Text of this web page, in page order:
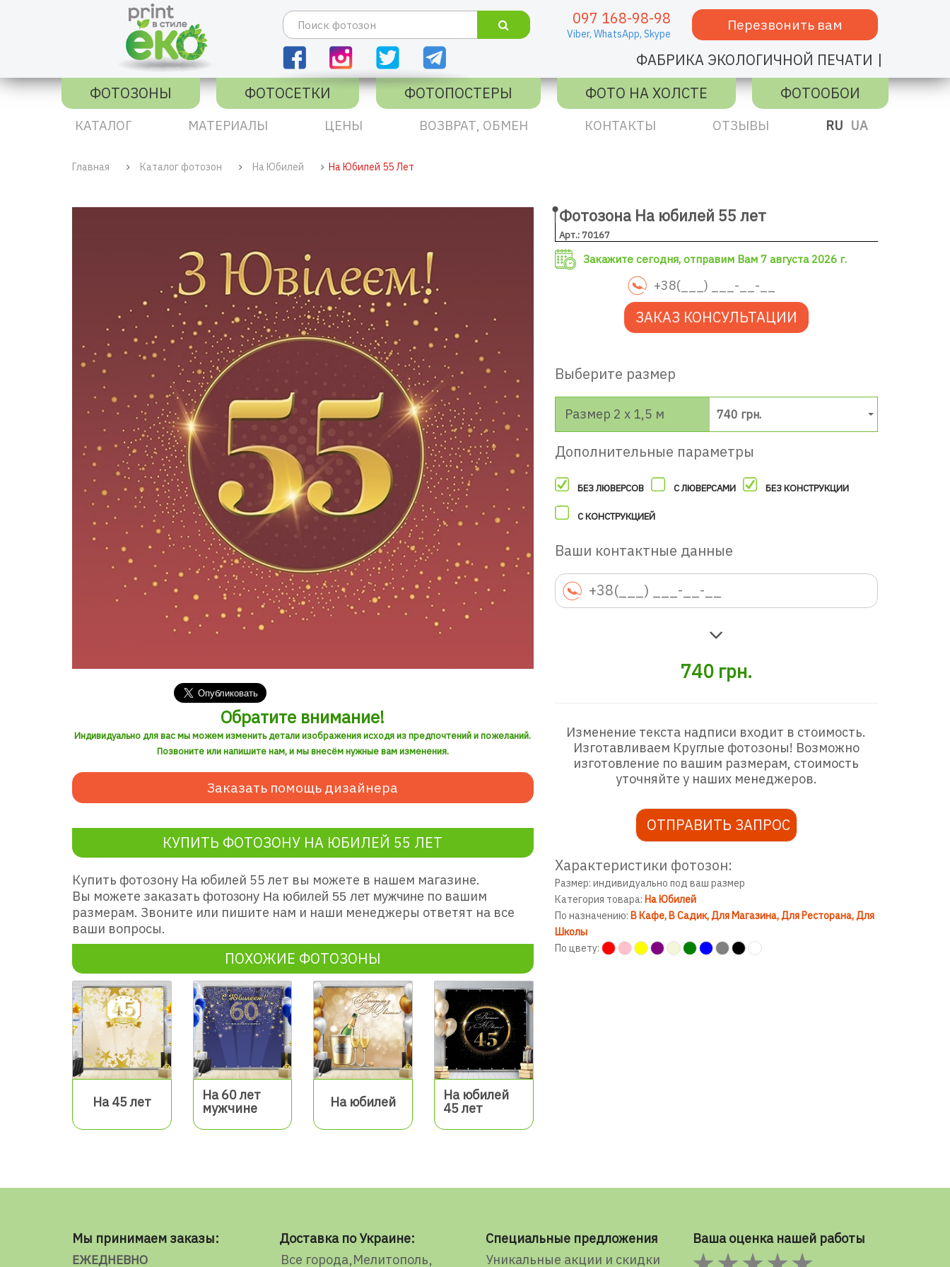
097 168-98-98
Viber, WhatsApp, Skype
Перезвонить вам
ФАБРИКА ЭКОЛОГИЧНОЙ ПЕЧАТИ |
ФОТОЗОНЫ
ФОТОСЕТКИ ФОТОПОСТЕРЫ ФОТО НА ХОЛСТЕ ФОТООБОИ
КАТАЛОГ МАТЕРИАЛЫ ЦЕНЫ ВОЗВРАТ, ОБМЕН КОНТАКТЫ ОТЗЫВЫ RU UA
Главная Каталог фотозон На Юбилей На Юбилей 55 Лет
Обратите внимание!
Индивидуально для вас мы можем изменить детали изображения исходя из предпочтений и пожеланий.
Позвоните или напишите нам, и мы внесём нужные вам изменения.
Заказать помощь дизайнера
КУПИТЬ ФОТОЗОНУ НА ЮБИЛЕЙ 55 ЛЕТ
Купить фотозону На юбилей 55 лет вы можете в нашем магазине.
Вы можете заказать фотозону На юбилей 55 лет мужчине по вашим
размерам. Звоните или пишите нам и наши менеджеры ответят на все
ваши вопросы.
ПОХОЖИЕ ФОТОЗОНЫ
На 45 лет
На 60 лет
мужчине
На юбилей
На юбилей
45 лет
Фотозона На юбилей 55 лет
Арт.: 70167
Закажите сегодня, отправим Вам 7 августа 2026 г.
ЗАКАЗ КОНСУЛЬТАЦИИ
Выберите размер
Размер 2 х 1,5 м 740 грн.
Дополнительные параметры
БЕЗ ЛЮВЕРСОВ С ЛЮВЕРСАМИ БЕЗ КОНСТРУКЦИИ
С КОНСТРУКЦИЕЙ
Ваши контактные данные
740 грн.
Изменение текста надписи входит в стоимость.
Изготавливаем Круглые фотозоны! Возможно
изготовление по вашим размерам, стоимость
уточняйте у наших менеджеров.
ОТПРАВИТЬ ЗАПРОС
Характеристики фотозон:
Размер: индивидуально под ваш размер
Категория товара: На Юбилей
По назначению: В Кафе В Садик Для Магазина Для Ресторана Для
Школы
По цвету:
Мы принимаем заказы:
ЕЖЕДНЕВНО
Доставка по Украине:
Все города Мелитополь
Специальные предложения
Уникальные акции и скидки
Ваша оценка нашей работы